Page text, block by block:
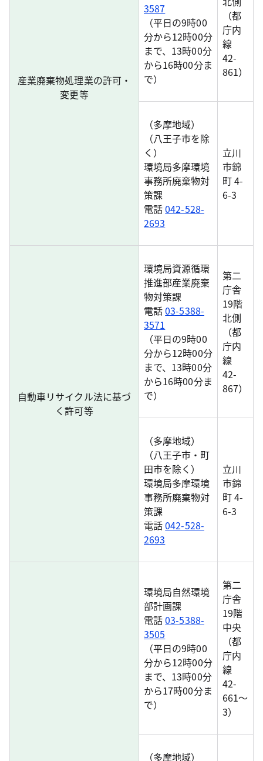
産業廃棄物処理業の許可・
変更等
3587
（平日の9時00
分から12時00分
まで、13時00分
から16時00分ま
で）
（都
庁内
線
42-
861）
（多摩地域）
（八王子市を除
く）
環境局多摩環境
事務所廃棄物対
策課
電話042-528-
2693
立川
市錦
町 4-
6-3
自動車リサイクル法に基づ
く許可等
環境局資源循環
推進部産業廃棄
物対策課
電話03-5388-
3571
（平日の9時00
分から12時00分
まで、13時00分
から16時00分ま
で）
第二
庁舎
19階
北側
（都
庁内
線
42-
867）
（多摩地域）
（八王子市・町
田市を除く）
環境局多摩環境
事務所廃棄物対
策課
電話042-528-
2693
立川
市錦
町 4-
6-3
環境局自然環境
部計画課
電話03-5388-
3505
（平日の9時00
分から12時00分
まで、13時00分
から17時00分ま
で）
第二
庁舎
19階
中央
（都
庁内
線
42-
661～
3）
（多摩地域）